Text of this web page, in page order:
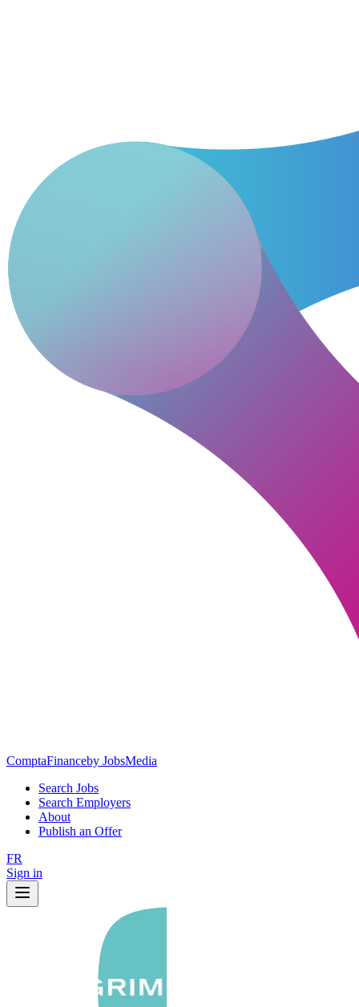
ComptaFinanceby JobsMedia
Search Jobs
Search Employers
About
Publish an Offer
FR
Sign in